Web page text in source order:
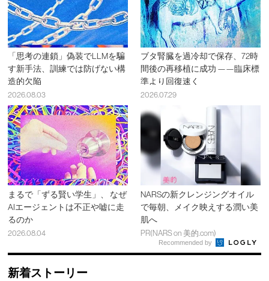
「思考の連鎖」偽装でLLMを騙
す新手法、訓練では防げない構
造的欠陥
2026.08.03
ブタ腎臓を過冷却で保存、72時
間後の再移植に成功 ——臨床標
準より回復速く
2026.07.29
まるで「ずる賢い学生」、 なぜ
AIエージェントは不正や嘘に走
るのか
2026.08.04
NARSの新クレンジングオイル
で毎朝、メイク映えする潤い美
肌へ
PR(NARS on 美的.com)
Recommended by
新着ストーリー